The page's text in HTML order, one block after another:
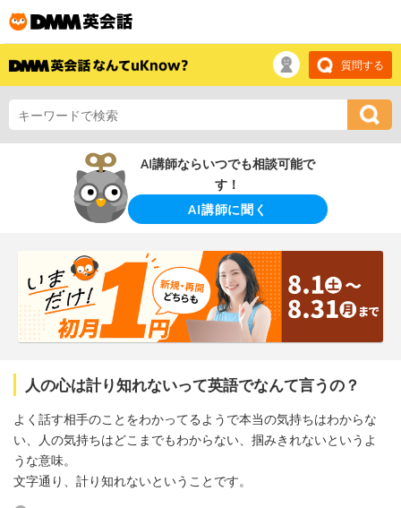
質問する
AI講師ならいつでも相談可能で
す！
AI講師に聞く
人の心は計り知れないって英語でなんて言うの？
よく話す相手のことをわかってるようで本当の気持ちはわからな
い、人の気持ちはどこまでもわからない、掴みきれないというよ
うな意味。
文字通り、計り知れないということです。